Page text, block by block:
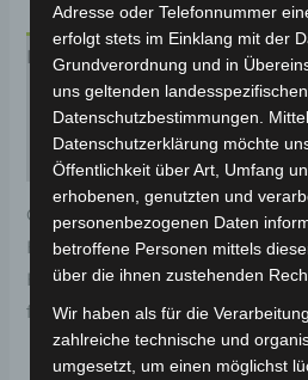
Beschreibung
Produktsicherheit
Rezensionen (0)
Original-Ersatzteil für den 3-
Hinterer bremshebel für
Haltbarkeit. Weitere
findest du hier:Volta Motor 3-
Adresse oder Telefonnummer
erfolgt stets im Einklang mit der
Grundverordnung und in
uns geltenden landesspezifischen
Datenschutzbestimmungen.
Datenschutzerklärung möchte
Öffentlichkeit über Art, Umfang
erhobenen, genutzten und
personenbezogenen Daten
betroffene Personen mittels
über die ihnen zustehenden
Wir haben als für die
zahlreiche technische und
umgesetzt, um einen möglichst